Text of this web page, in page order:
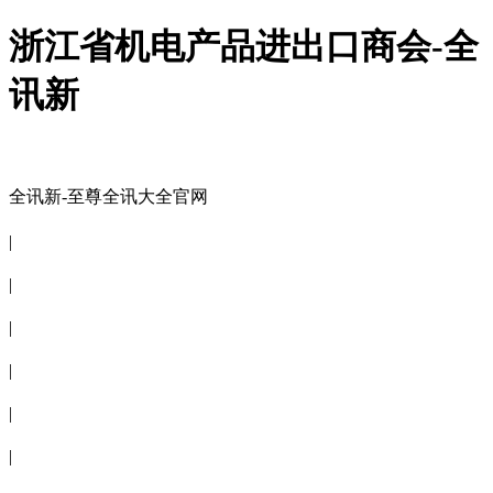
浙江省机电产品进出口商会-全
讯新
全讯新-至尊全讯大全官网
|
|
|
|
|
|